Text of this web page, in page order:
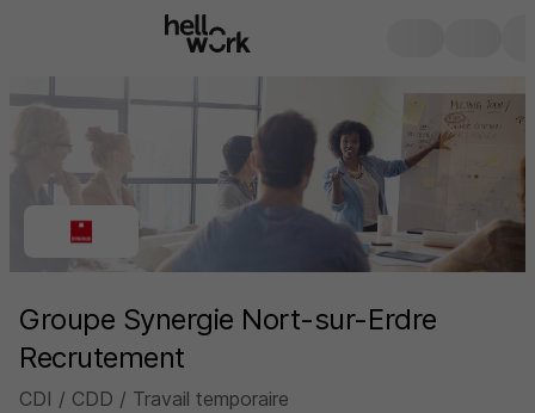
Groupe Synergie Nort-sur-Erdre
Recrutement
CDI / CDD / Travail temporaire